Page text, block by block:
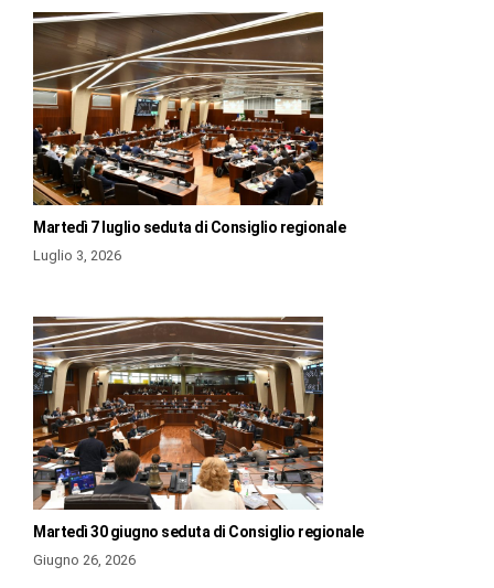
Martedì 7 luglio seduta di Consiglio regionale
Luglio 3, 2026
Martedì 30 giugno seduta di Consiglio regionale
Giugno 26, 2026